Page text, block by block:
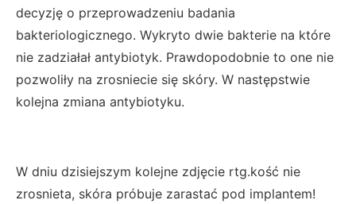
decyzję o przeprowadzeniu badania
bakteriologicznego. Wykryto dwie bakterie na które
nie zadziałał antybiotyk. Prawdopodobnie to one nie
pozwoliły na zrosniecie się skóry. W następstwie
kolejna zmiana antybiotyku.
W dniu dzisiejszym kolejne zdjęcie rtg.kość nie
zrosnieta, skóra próbuje zarastać pod implantem!